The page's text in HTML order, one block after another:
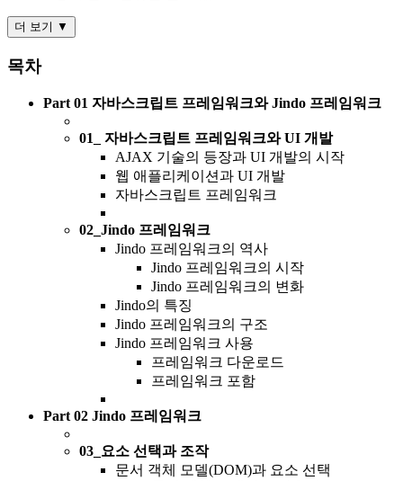
더 보기 ▼
목차
Part 01 자바스크립트 프레임워크와 Jindo 프레임워크
01_ 자바스크립트 프레임워크와 UI 개발
AJAX 기술의 등장과 UI 개발의 시작
웹 애플리케이션과 UI 개발
자바스크립트 프레임워크
02_Jindo 프레임워크
Jindo 프레임워크의 역사
Jindo 프레임워크의 시작
Jindo 프레임워크의 변화
Jindo의 특징
Jindo 프레임워크의 구조
Jindo 프레임워크 사용
프레임워크 다운로드
프레임워크 포함
Part 02 Jindo 프레임워크
03_요소 선택과 조작
문서 객체 모델(DOM)과 요소 선택